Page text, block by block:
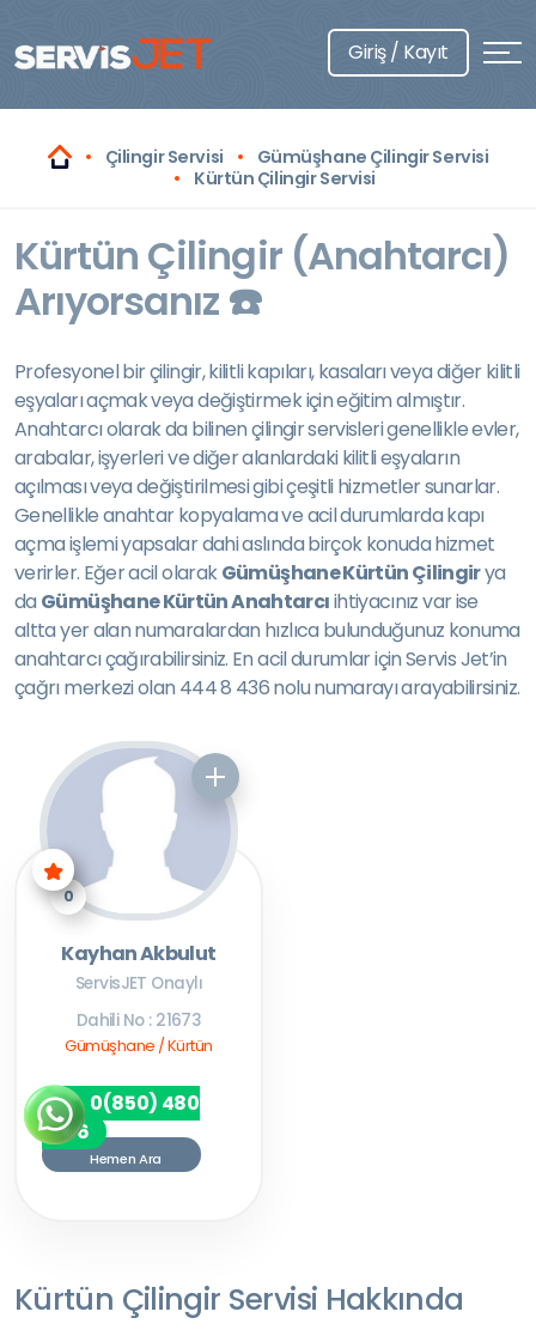
Giriş / Kayıt
Çilingir Servisi
Gümüşhane Çilingir Servisi
Kürtün Çilingir Servisi
Kürtün Çilingir (Anahtarcı)
Arıyorsanız ☎️
Profesyonel bir çilingir, kilitli kapıları, kasaları veya diğer kilitli
eşyaları açmak veya değiştirmek için eğitim almıştır.
Anahtarcı olarak da bilinen çilingir servisleri genellikle evler,
arabalar, işyerleri ve diğer alanlardaki kilitli eşyaların
açılması veya değiştirilmesi gibi çeşitli hizmetler sunarlar.
Genellikle anahtar kopyalama ve acil durumlarda kapı
açma işlemi yapsalar dahi aslında birçok konuda hizmet
verirler. Eğer acil olarakGümüşhane Kürtün Çilingirya
da Gümüşhane Kürtün Anahtarcıihtiyacınız var ise
altta yer alan numaralardan hızlıca bulunduğunuz konuma
anahtarcı çağırabilirsiniz. En acil durumlar için Servis Jet’in
çağrı merkezi olan 444 8 436 nolu numarayı arayabilirsiniz.
0
Kayhan Akbulut
ServisJET Onaylı
Dahili No : 21673
Gümüşhane / Kürtün
0(850) 480
7256
Hemen Ara
Kürtün Çilingir Servisi Hakkında